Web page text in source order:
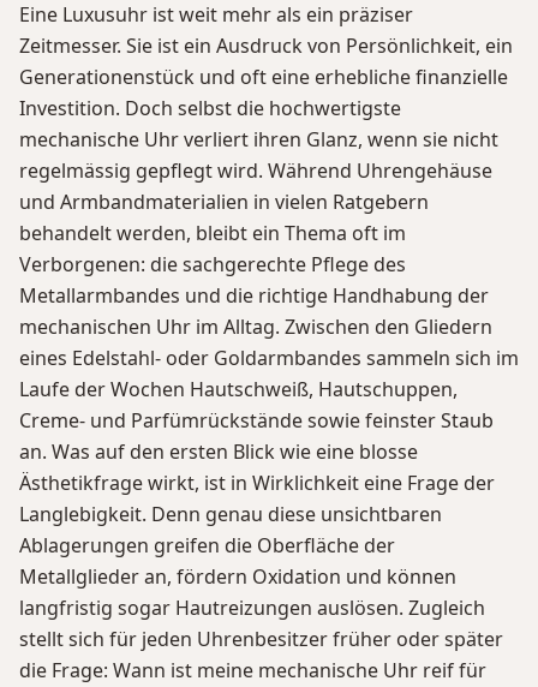
Eine Luxusuhr ist weit mehr als ein präziser
Zeitmesser. Sie ist ein Ausdruck von Persönlichkeit, ein
Generationenstück und oft eine erhebliche finanzielle
Investition. Doch selbst die hochwertigste
mechanische Uhr verliert ihren Glanz, wenn sie nicht
regelmässig gepflegt wird. Während Uhrengehäuse
und Armbandmaterialien in vielen Ratgebern
behandelt werden, bleibt ein Thema oft im
Verborgenen: die sachgerechte Pflege des
Metallarmbandes und die richtige Handhabung der
mechanischen Uhr im Alltag. Zwischen den Gliedern
eines Edelstahl- oder Goldarmbandes sammeln sich im
Laufe der Wochen Hautschweiß, Hautschuppen,
Creme- und Parfümrückstände sowie feinster Staub
an. Was auf den ersten Blick wie eine blosse
Ästhetikfrage wirkt, ist in Wirklichkeit eine Frage der
Langlebigkeit. Denn genau diese unsichtbaren
Ablagerungen greifen die Oberfläche der
Metallglieder an, fördern Oxidation und können
langfristig sogar Hautreizungen auslösen. Zugleich
stellt sich für jeden Uhrenbesitzer früher oder später
die Frage: Wann ist meine mechanische Uhr reif für